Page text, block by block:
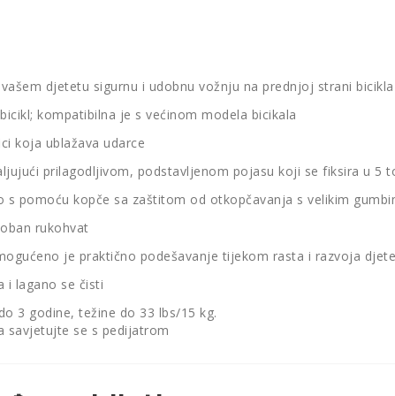
djetetu sigurnu i udobnu vožnju na prednjoj strani bicikla
kompatibilna je s većinom modela bicikala
koja ublažava udarce
prilagodljivom, podstavljenom pojasu koji se fiksira u 5
pomoću kopče sa zaštitom od otkopčavanja s velikim
rukohvat
je praktično podešavanje tijekom rasta i razvoja
i lagano se čisti
3 godine, težine do 33 lbs/15 kg.
savjetujte se s pedijatrom